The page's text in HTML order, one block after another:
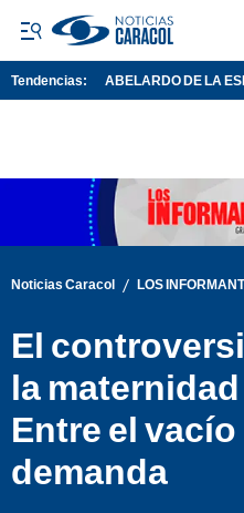
Tendencias: ABELARDO DE LA
Noticias Caracol / LOS
El
la
Entre el
demanda